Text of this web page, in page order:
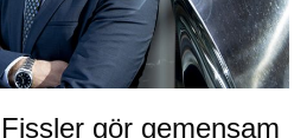
gör gemensam